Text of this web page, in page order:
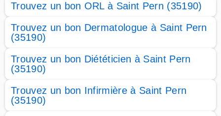
Trouvez un bon ORL à Saint Pern (35190)
Trouvez un bon Dermatologue à Saint Pern
(35190)
Trouvez un bon Diététicien à Saint Pern
(35190)
Trouvez un bon Infirmière à Saint Pern
(35190)